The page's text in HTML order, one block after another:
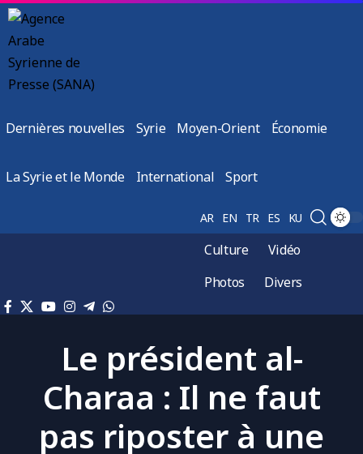
Dernières nouvelles Syrie Moyen-Orient Économie
La Syrie et le Monde International Sport
AR EN TR ES KU
Culture
Vidéo
Photos
Divers
Le président al-
Charaa : Il ne faut
pas riposter à une